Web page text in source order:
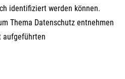
identifiziert werden können.
Thema Datenschutz entnehmen
aufgeführten